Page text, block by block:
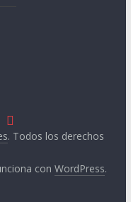
. Todos los derechos
conWordPress.